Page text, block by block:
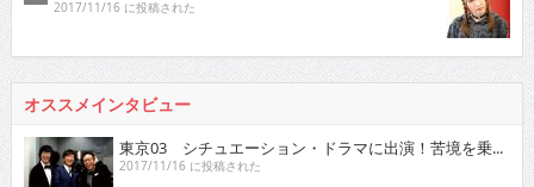
2017/11/16 に投稿された
オススメインタビュー
東京03 シチュエーション・ドラマに出演！苦境を乗...
2017/11/16 に投稿された